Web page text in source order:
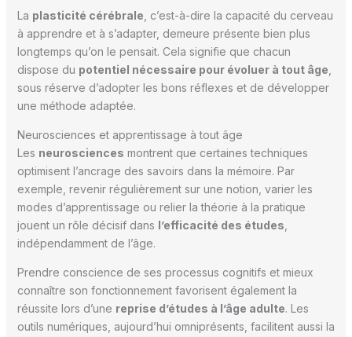
La plasticité cérébrale , c’est-à-dire la capacité du cerveau
à apprendre et à s’adapter, demeure présente bien plus
longtemps qu’on le pensait. Cela signifie que chacun
dispose du potentiel nécessaire pour évoluer à tout âge
sous réserve d’adopter les bons réflexes et de développer
une méthode adaptée.
Neurosciences et apprentissage à tout âge
Les neurosciences montrent que certaines techniques
optimisent l’ancrage des savoirs dans la mémoire. Par
exemple, revenir régulièrement sur une notion, varier les
modes d’apprentissage ou relier la théorie à la pratique
jouent un rôle décisif dans l’efficacité des études
indépendamment de l’âge.
Prendre conscience de ses processus cognitifs et mieux
connaître son fonctionnement favorisent également la
réussite lors d’une reprise d’études à l’âge adulte. Les
outils numériques, aujourd’hui omniprésents, facilitent aussi la